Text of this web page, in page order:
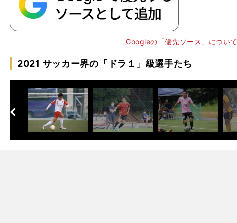
Googleの「優先ソース」について
2021 サッカー界の「ドラ１」級選手たち
次
へ
、 FC
。